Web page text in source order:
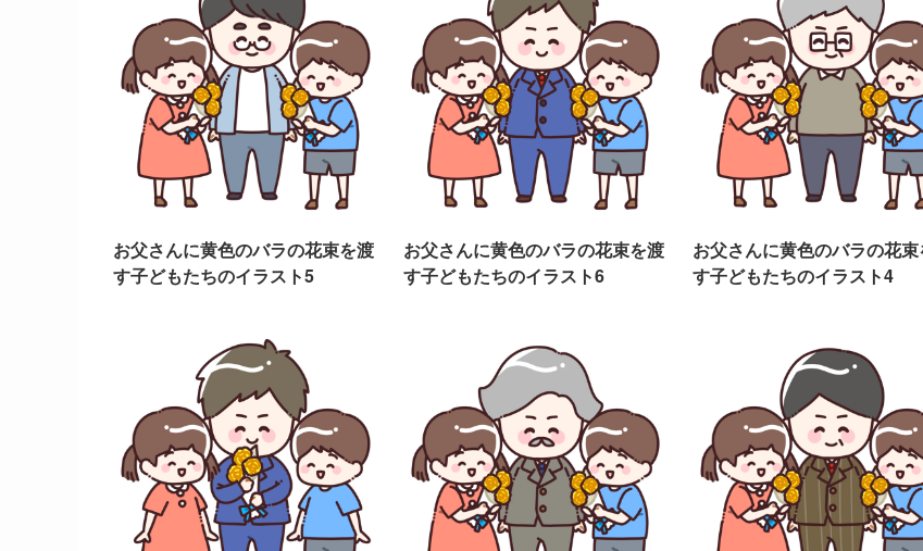
お父さんに黄色のバラの花束を渡
す子どもたちのイラスト5
お父さんに黄色のバラの花束を渡
す子どもたちのイラスト6
お父さんに黄色のバラの花
す子どもたちのイラスト4